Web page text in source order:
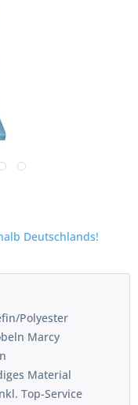
Deutschlands!
Polyester
Marcy
Material
Top-Service